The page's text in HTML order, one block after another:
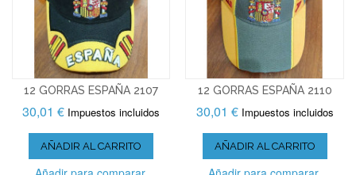
12 GORRAS ESPAÑA 2107
30,01 € Impuestos incluidos
AÑADIR AL CARRITO
12 GORRAS ESPAÑA 2110
30,01 € Impuestos incluidos
AÑADIR AL CARRITO